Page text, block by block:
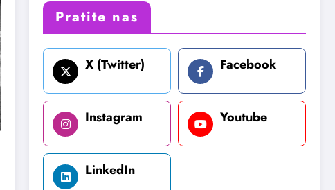
Pratite nas
X (Twitter) Facebook
Instagram Youtube
LinkedIn